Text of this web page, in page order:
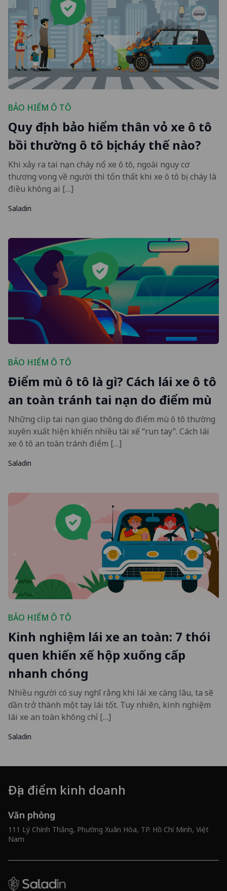
BẢO HIỂM Ô TÔ
Quy định bảo hiểm thân vỏ xe ô tô
bồi thường ô tô bị cháy thế nào?
Khi xảy ra tai nạn cháy nổ xe ô tô, ngoài nguy cơ
thương vong về người thì tổn thất khi xe ô tô bị cháy là
điều không ai […]
Saladin
BẢO HIỂM Ô TÔ
Điểm mù ô tô là gì? Cách lái xe ô tô
an toàn tránh tai nạn do điểm mù
Những clip tai nạn giao thông do điểm mù ô tô thường
xuyên xuất hiện khiến nhiều tài xế “run tay”. Cách lái
xe ô tô an toàn tránh điểm […]
Saladin
BẢO HIỂM Ô TÔ
Kinh nghiệm lái xe an toàn: 7 thói
quen khiến xế hộp xuống cấp
nhanh chóng
Nhiều người có suy nghĩ rằng khi lái xe càng lâu, ta sẽ
dần trở thành một tay lái tốt. Tuy nhiên, kinh nghiệm
lái xe an toàn không chỉ […]
Saladin
Địa điểm kinh doanh
Văn phòng
111 Lý Chính Thắng, Phường Xuân Hòa, TP. Hồ Chí Minh, Việt
Nam